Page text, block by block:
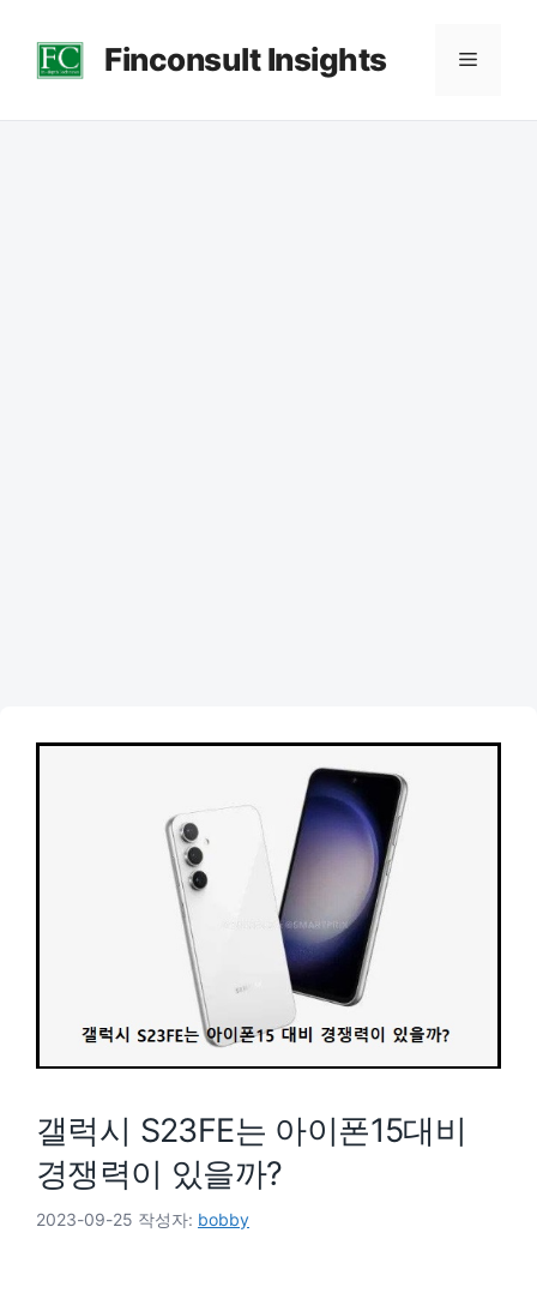
로
Finconsult Insights 메
갤럭시 S23FE는 아이폰15대비
경쟁력이 있을까?
2023-09-25 작성자: bobby